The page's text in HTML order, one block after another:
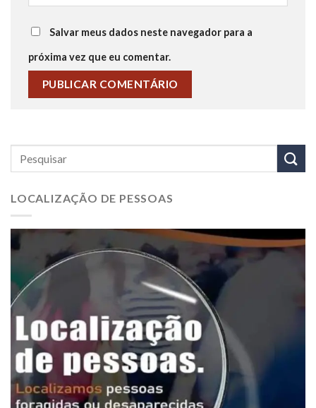
Salvar meus dados neste navegador para a
próxima vez que eu comentar.
LOCALIZAÇÃO DE PESSOAS